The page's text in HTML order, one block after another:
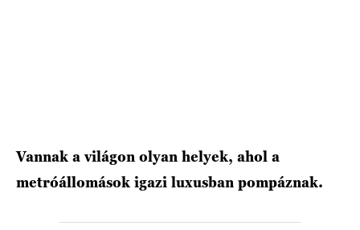
Vannak a világon olyan helyek, ahol a
metróállomások igazi luxusban pompáznak.